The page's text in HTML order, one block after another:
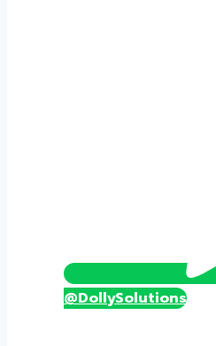
@DollySolutions